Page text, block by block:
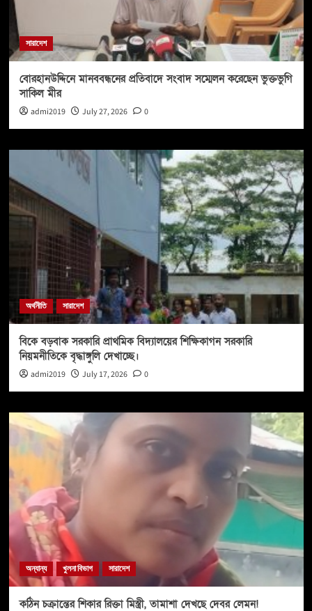
সারাদেশ
বোরহানউদ্দিনে মানববন্ধনের প্রতিবাদে সংবাদ সম্মেলন করেছেন ভুক্তভুগি
সাকিল মীর
admi2019 July 27, 2026 0
অর্থনীতি সারাদেশ
বিকে বড়বাক সরকারি প্রাথমিক বিদ্যালয়ের শিক্ষিকাগন সরকারি
নিয়মনীতিকে বৃদ্ধাঙ্গুলি দেখাচ্ছে।
admi2019 July 17, 2026 0
অন্যান্য খুলনা বিভাগ সারাদেশ
কঠিন চক্রান্তের শিকার রিক্তা মিস্ত্রী, তামাশা দেখছে দেবর লেমন!